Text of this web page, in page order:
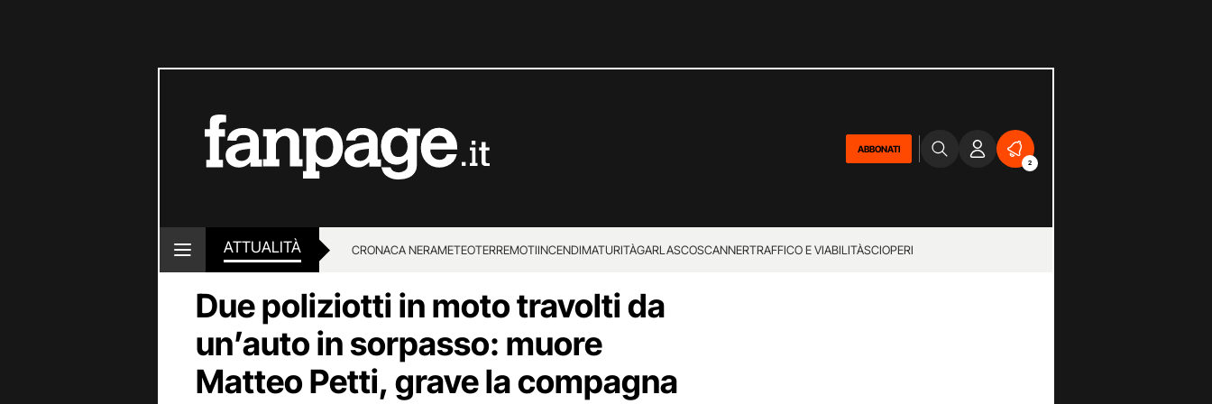
ABBONATI
2
ATTUALITÀ CRONACA NERAMETEOTERREMOTIINCENDIMATURITÀGARLASCOSCANNERTRAFFICO E VIABILITÀSCIOPERI
LOTTO E SUPERENALOTTO
Due poliziotti in moto travolti da
un’auto in sorpasso: muore
Matteo Petti, grave la compagna